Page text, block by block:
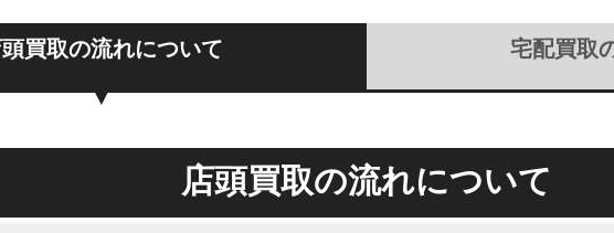
買取の流れについて 宅配買取
店頭買取の流れについて